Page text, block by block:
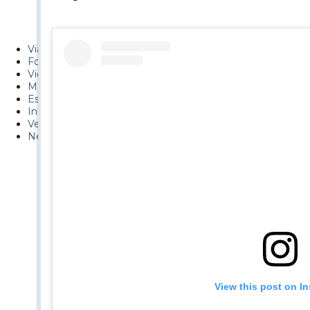
Viajes
Fotos
Videos
Material
Esquí Pro
Infonieve
Verano
Nevalog
View this post on